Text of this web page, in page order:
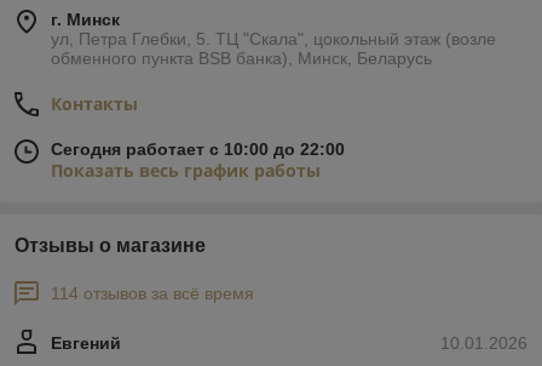
г. Минск
ул, Петра Глебки, 5. ТЦ "Скала", цокольный этаж (возле
обменного пункта BSB банка), Минск, Беларусь
Контакты
Сегодня работает с 10:00 до 22:00
Показать весь график работы
Отзывы о магазине
114 отзывов за всё время
10.01.2026
Евгений